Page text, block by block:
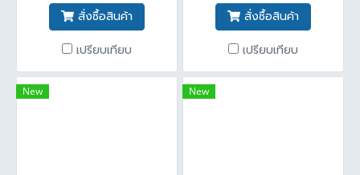
สั่งซื้อสินค้า
เปรียบเทียบ
สั่งซื้อสินค้า
เปรียบเทียบ
New New